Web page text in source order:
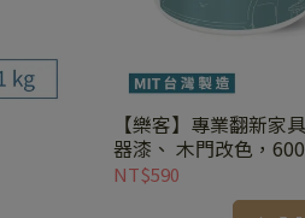
【樂客】專業翻新家
器漆、 木門改色，
NT$590